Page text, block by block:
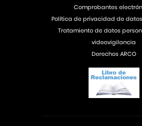
Comprobantes
Política de privacidad de
Tratamiento de datos
videovigilancia
Derechos ARCO